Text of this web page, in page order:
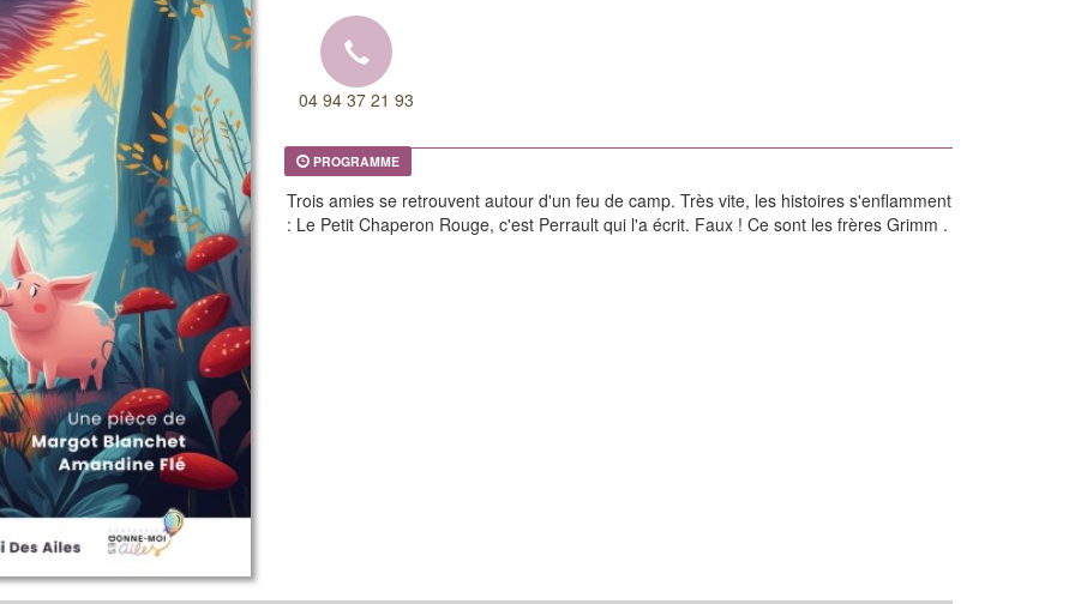
04 94 37 21 93
PROGRAMME
Trois amies se retrouvent autour d'un feu de camp. Très vite, les histoires s'enflamment
: Le Petit Chaperon Rouge, c'est Perrault qui l'a écrit. Faux ! Ce sont les frères Grimm .